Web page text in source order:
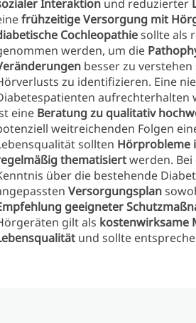
Interaktion und reduzierter
frühzeitige Versorgung mit
Cochleopathiesollte als
werden, um die
besser zu
zu identifizieren. Eine
aufrechterhalten
eine Beratung zu qualitativ
weitreichenden Folgen
sollten Hörprobleme
thematisiertwerden. Bei
über die bestehende
Versorgungsplan
geeigneter
gilt als kostenwirksame
und sollte